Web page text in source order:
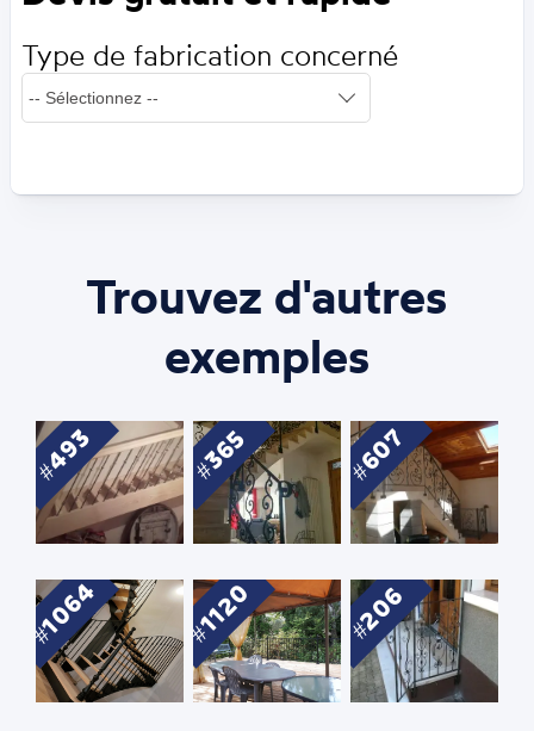
Type de fabrication concerné
Trouvez d'autres
exemples
493 365 607
1064 1120 206